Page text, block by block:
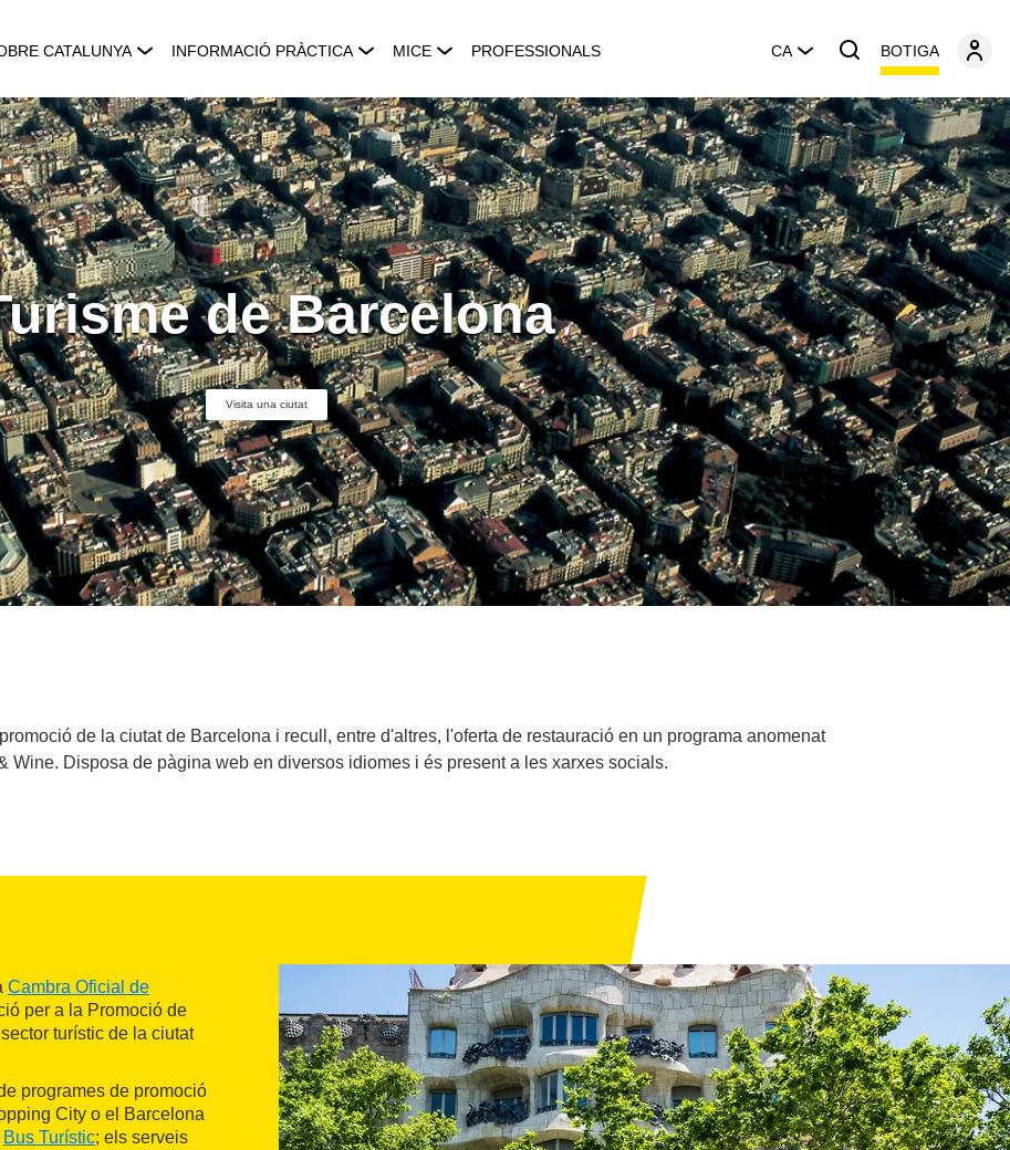
CATALUNYA INFORMACIÓ PRÀCTICA MICE PROFESSIONALS CA BOTIGA
de Barcelona
Visita una ciutat
de la ciutat de Barcelona i recull, entre d'altres, l'oferta de restauració en un programa anomenat
Wine. Disposa de pàgina web en diversos idiomes i és present a les xarxes socials.
Cambra Oficial de
per a la Promoció de
turístic de la ciutat
programes de promoció
City o el Barcelona
Bus Turístic; els serveis